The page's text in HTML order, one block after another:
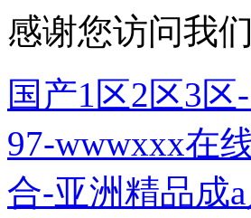
感谢您访问我
国产1区2区3
97-wwwxxx在
合-亚洲精品成